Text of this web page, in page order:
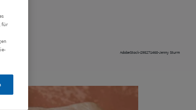
AdobeStock-295271468-Jenny Sturm
für